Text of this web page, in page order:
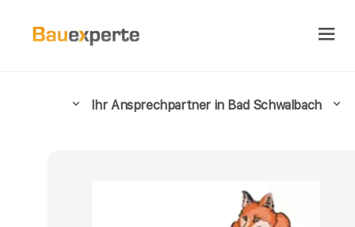
Ihr Ansprechpartner in Bad Schwalbach